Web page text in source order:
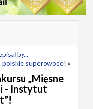
polskie superowoce! »
„Mięsne
- Instytut